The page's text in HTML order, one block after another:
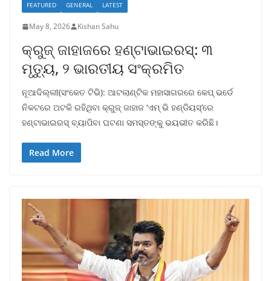
FEATURED GENERAL LATEST
May 8, 2026 Kishan Sahu
କ୍ରୁଜ୍ ଜାହାଜରେ ହଣ୍ଟାଭାଇରସ୍: ୩
ମୃତ୍ୟୁ, ୨ ଭାରତୀୟ ସଂକ୍ରମିତ
ନୂଆଦିଲ୍ଲୀ(ସଂକେତ ଟିଭି): ଆଟଲାଣ୍ଟିକ ମହାସାଗରରେ କେପ୍ ଭର୍ଡେ
ନିକଟରେ ଅଟକି ରହିଥିବା କ୍ରୁଜ୍ ଜାହାଜ ‘ଏମ୍ ଭି ହଣ୍ଡିୟସ୍’ରେ
ହଣ୍ଟାଭାଇରସ୍ ବ୍ୟାପିବା ଘଟଣା ସମସ୍ତଙ୍କୁ ଭୟଭୀତ କରିଛି।
Read More